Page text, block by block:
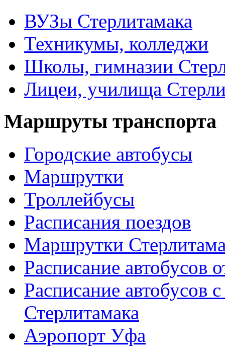
ВУЗы Стерлитамака
Техникумы, колледжи
Школы, гимназии
Лицеи, училища
Маршруты транспорта
Городские автобусы
Маршрутки
Троллейбусы
Расписания поездов
Маршрутки
Расписание автобусов
Расписание автобусов
Стерлитамака
Аэропорт Уфа